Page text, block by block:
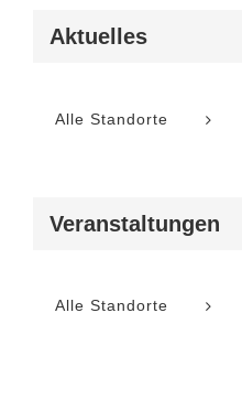
Aktuelles
Alle Standorte
Veranstaltungen
Alle Standorte